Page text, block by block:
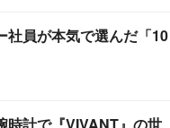
社員が本気で選んだ「10